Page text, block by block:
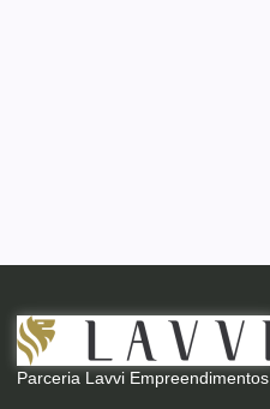
Parceria Lavvi Empreendimentos